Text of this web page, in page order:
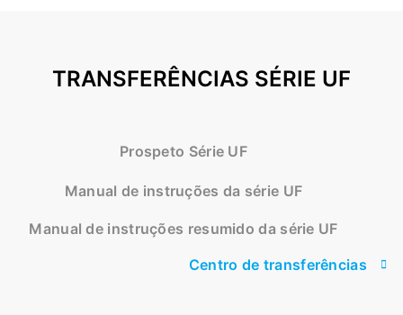
TRANSFERÊNCIAS SÉRIE UF
Prospeto Série UF
Manual de instruções da série UF
Manual de instruções resumido da série UF
Centro de transferências